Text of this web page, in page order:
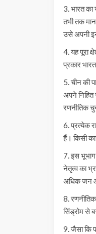
3. भारत का
तभी तक
उसे अपनी
4. यह पूरा
प्रकार
5. चीन की
अपने निहित
रणनीतिक
6. प्रत्येक
हैं। किसी
7. इस भूभाग
नेतृत्व का
अधिक जन
8. रणनीतिक
सिंड्रोम से
9. जैसा कि